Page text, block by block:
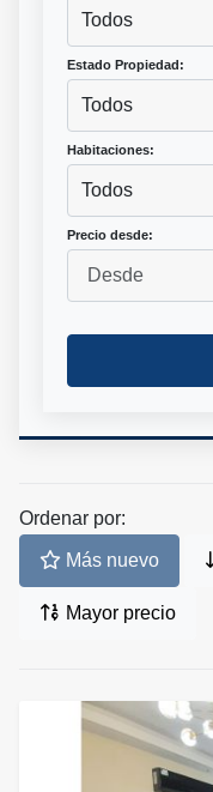
Todos
Estado Propiedad:
Todos
Habitaciones:
Todos
Precio desde:
Ordenar por:
Más nuevo
Mayor precio